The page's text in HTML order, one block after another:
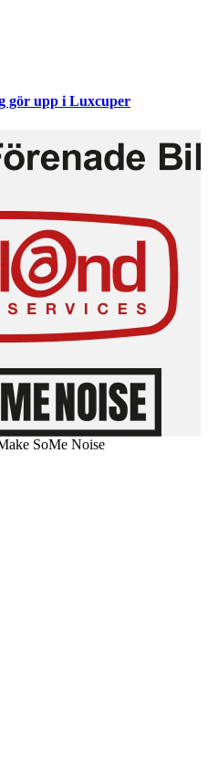
gör upp i Luxcuper
SoMe Noise